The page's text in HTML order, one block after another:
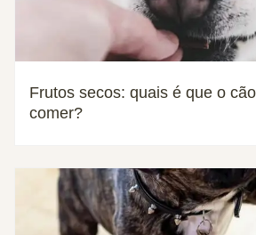
Frutos secos: quais é que o
comer?